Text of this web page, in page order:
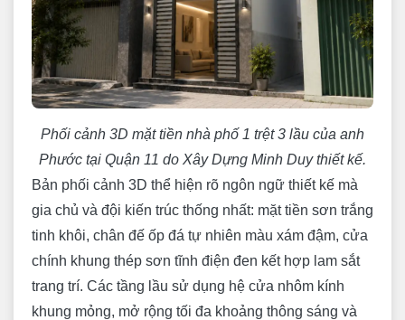
Phối cảnh 3D mặt tiền nhà phố 1 trệt 3 lầu của anh
Phước tại Quận 11 do Xây Dựng Minh Duy thiết kế.
Bản phối cảnh 3D thể hiện rõ ngôn ngữ thiết kế mà
gia chủ và đội kiến trúc thống nhất: mặt tiền sơn trắng
tinh khôi, chân đế ốp đá tự nhiên màu xám đậm, cửa
chính khung thép sơn tĩnh điện đen kết hợp lam sắt
trang trí. Các tầng lầu sử dụng hệ cửa nhôm kính
khung mỏng, mở rộng tối đa khoảng thông sáng và